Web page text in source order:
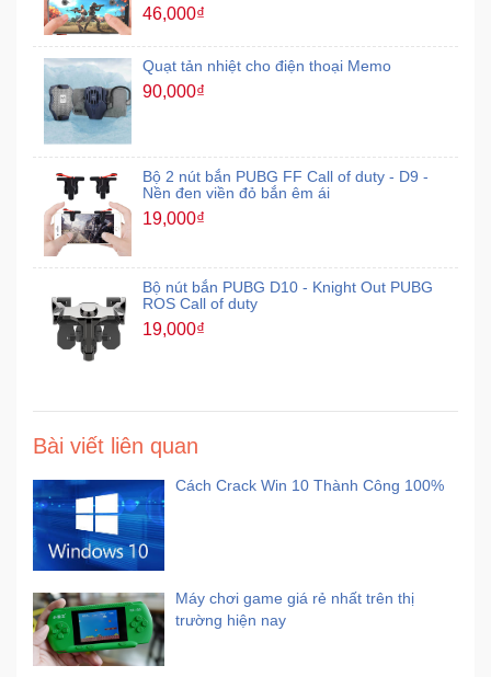
46,000₫
Quạt tản nhiệt cho điện thoại Memo
90,000₫
Bộ 2 nút bắn PUBG FF Call of duty - D9 -
Nền đen viền đỏ bắn êm ái
19,000₫
Bộ nút bắn PUBG D10 - Knight Out PUBG
ROS Call of duty
19,000₫
Bài viết liên quan
Cách Crack Win 10 Thành Công 100%
Máy chơi game giá rẻ nhất trên thị
trường hiện nay